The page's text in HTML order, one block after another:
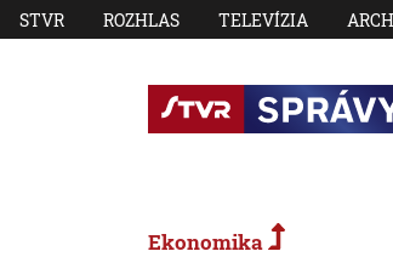
STVR ROZHLAS TELEVÍZIA
Ekonomika